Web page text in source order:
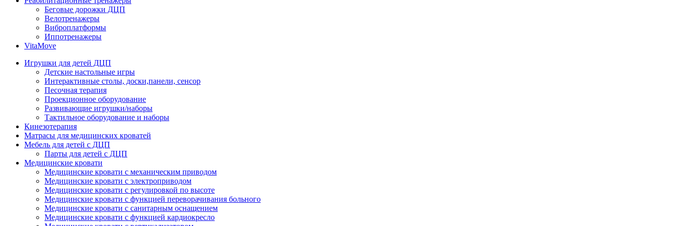
Беговые дорожки ДЦП
Велотренажеры
Виброплатформы
Иппотренажеры
VitaMove
Игрушки для детей ДЦП
Детские настольные игры
Интерактивные столы, доски,панели, сенсор
Песочная терапия
Проекционное оборудование
Развивающие игрушки/наборы
Тактильное оборудование и наборы
Кинезотерапия
Матрасы для медицинских кроватей
Мебель для детей с ДЦП
Парты для детей с ДЦП
Медицинские кровати
Медицинские кровати с механическим приводом
Медицинские кровати с электроприводом
Медицинские кровати с регулировкой по высоте
Медицинские кровати с функцией переворачивания больного
Медицинские кровати с санитарным оснащением
Медицинские кровати с функцией кардиокресло